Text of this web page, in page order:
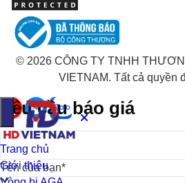
© 2026 CÔNG TY TNHH
VIETNAM. Tất cả quyền
Yêu cầu báo giá
Tên của bạn*
Trang chủ
Giới thiệu